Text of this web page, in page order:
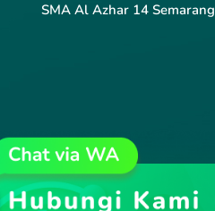
SMA Al Azhar 14 Semarang